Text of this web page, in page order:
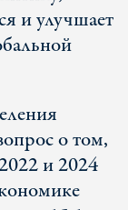
и улучшает
о том,
и 2024